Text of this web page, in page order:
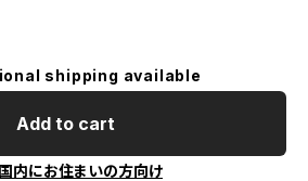
shipping available
Add to cart
内にお住まいの方向け